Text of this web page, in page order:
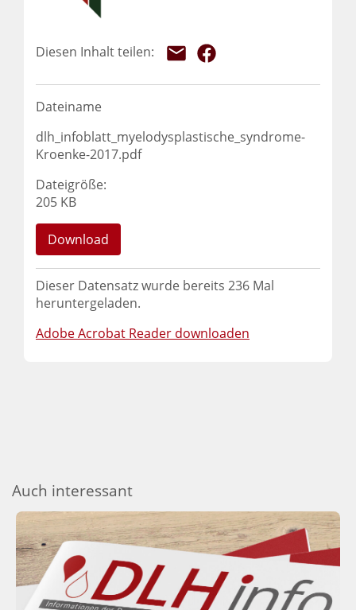
Dateiname
dlh_infoblatt_myelodysplastische_syndrome-
Kroenke-2017.pdf
Dateigröße:
205 KB
Download
Dieser Datensatz wurde bereits 236 Mal
heruntergeladen.
Adobe Acrobat Reader downloaden
Auch interessant